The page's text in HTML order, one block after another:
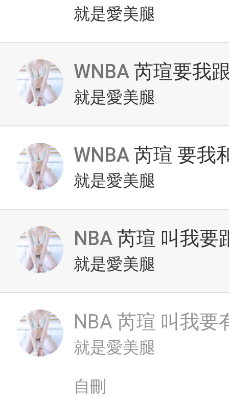
就是愛美腿
WNBA 芮瑄要我
就是愛美腿
WNBA 芮瑄 要我
就是愛美腿
NBA 芮瑄 叫我要
就是愛美腿
NBA 芮瑄 叫我要
就是愛美腿
自刪